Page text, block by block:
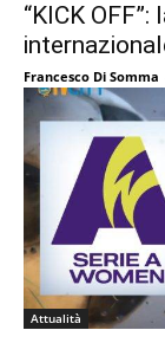
“KICK
Francesco Di Somma
Attualità